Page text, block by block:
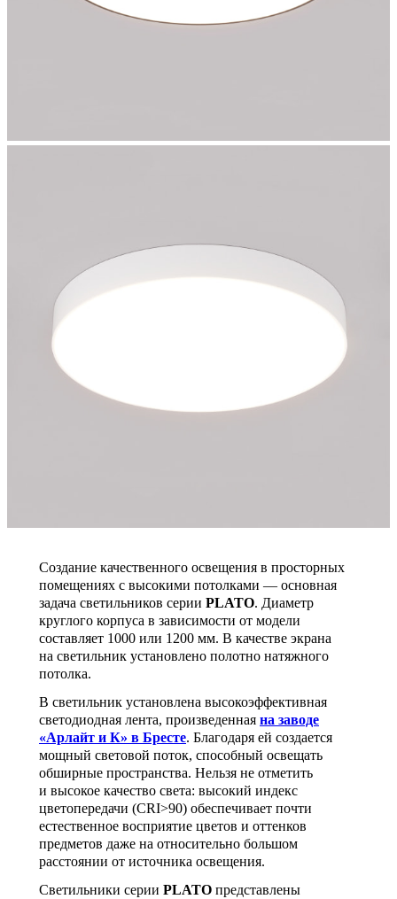
Создание качественного освещения в просторных
помещениях с высокими потолками — основная
задача светильников серии PLATO. Диаметр
круглого корпуса в зависимости от модели
составляет 1000 или 1200 мм. В качестве экрана
на светильник установлено полотно натяжного
потолка.
В светильник установлена высокоэффективная
светодиодная лента, произведенная на заводе
«Арлайт и К» в Бресте. Благодаря ей создается
мощный световой поток, способный освещать
обширные пространства. Нельзя не отметить
и высокое качество света: высокий индекс
цветопередачи (CRI>90) обеспечивает почти
естественное восприятие цветов и оттенков
предметов даже на относительно большом
расстоянии от источника освещения.
Светильники серии PLATO представлены